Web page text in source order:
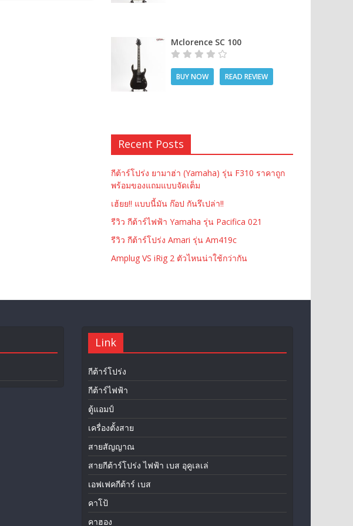
Mclorence SC 100
BUY NOW READ REVIEW
Recent Posts
กีต้าร์โปร่ง ยามาฮ่า (Yamaha) รุ่น F310 ราคาถูก
พร้อมของแถมแบบจัดเต็ม
เฮ้ยย!! แบบนี้มัน ก๊อป กันรึเปล่า!!
รีวิว กีต้าร์ไฟฟ้า Yamaha รุ่น Pacifica 021
รีวิว กีต้าร์โปร่ง Amari รุ่น Am419c
Amplug VS iRig 2 ตัวไหนน่าใช้กว่ากัน
Link
กีต้าร์โปร่ง
กีต้าร์ไฟฟ้า
ตู้แอมป์
เครื่องตั้งสาย
สายสัญญาณ
สายกีต้าร์โปร่ง ไฟฟ้า เบส อุคูเลเล่
เอฟเฟคกีต้าร์ เบส
คาโป้
คาฮอง